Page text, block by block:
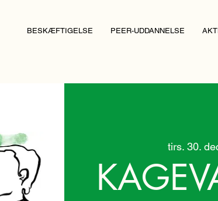
BESKÆFTIGELSE PEER-UDDANNELSE
tirs. 30.